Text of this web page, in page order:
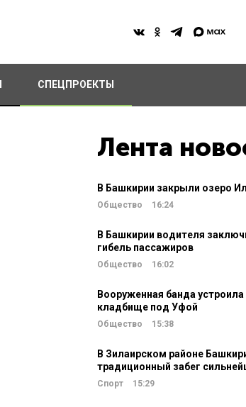
СПЕЦПРОЕКТЫ
Лента
В Башкирии закрыли озеро
Общество 16:24
В Башкирии водителя
гибель пассажиров
Общество 16:02
Вооруженная банда устроила
кладбище под Уфой
Общество 15:38
В Зилаирском районе
традиционный забег
Спорт 15:29